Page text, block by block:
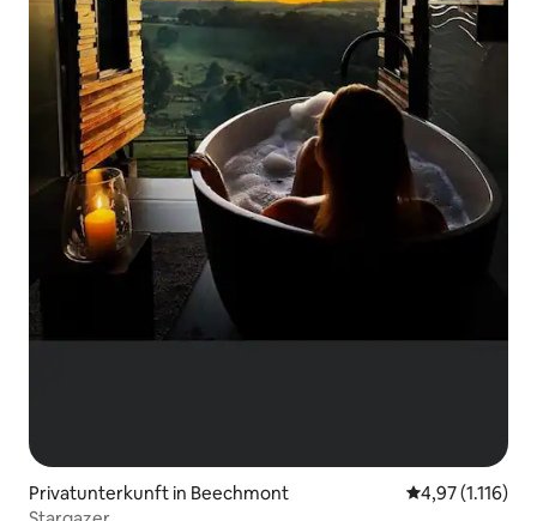
Privatunterkunft in Beechmont
4,97 (1.116)